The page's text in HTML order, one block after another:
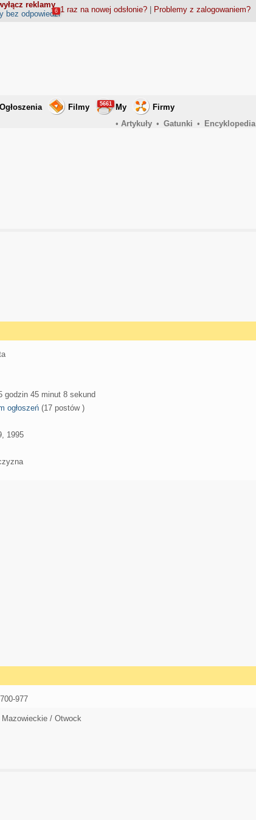
reklamy
1 raz na nowej odsłonie?| Problemy z zalogowaniem?
bez odpowiedzi
6
Ogłoszenia Filmy My
5661
Firmy
• Artykuły • Gatunki • Encyklopedia
godzin 45 minut 8 sekund
ogłoszeń (17 postów )
1995
977
Mazowieckie / Otwock